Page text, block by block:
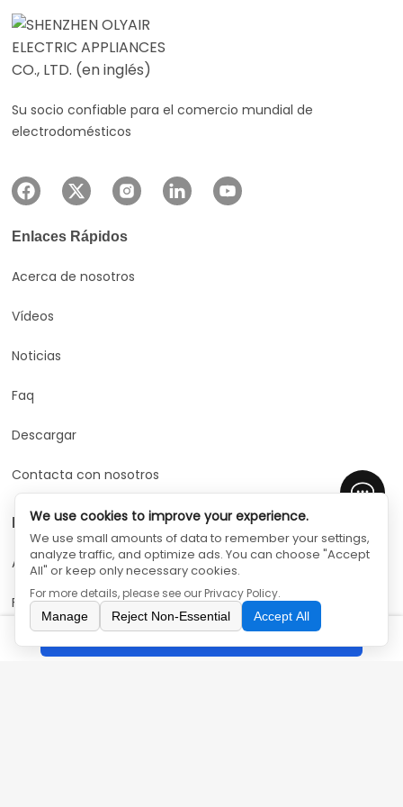
Su socio confiable para el comercio mundial de
electrodomésticos
Enlaces Rápidos
Acerca de nosotros
Vídeos
Noticias
Faq
Descargar
Contacta con nosotros
Nuestros productos
Aire acondicionado
Frigorífico
Lavandería
We use cookies to improve your experience.
We use small amounts of data to remember your settings,
analyze traffic, and optimize ads. You can choose "Accept
All" or keep only necessary cookies.
For more details, please see our Privacy Policy.
Manage Reject Non-Essential Accept All